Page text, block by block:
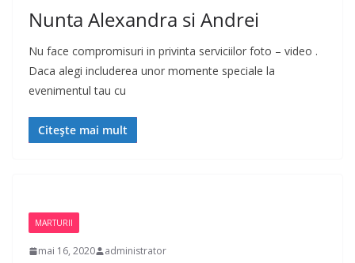
Nunta Alexandra si Andrei
Nu face compromisuri in privinta serviciilor foto – video .
Daca alegi includerea unor momente speciale la
evenimentul tau cu
Citește mai mult
MARTURII
mai 16, 2020 administrator